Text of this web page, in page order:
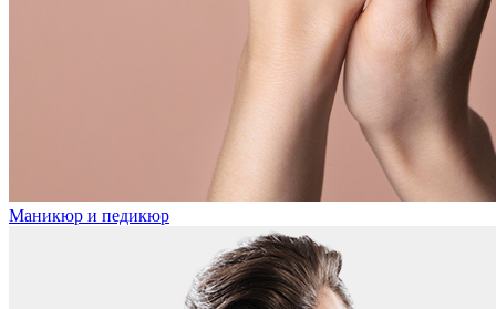
Маникюр и педикюр